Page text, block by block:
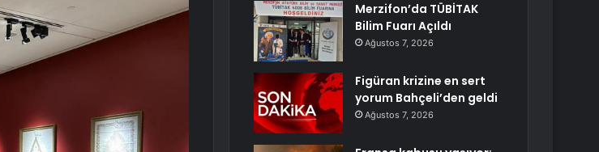
Merzifon’da TÜBİTAK
Bilim Fuarı Açıldı
Ağustos 7, 2026
Figüran krizine en sert
yorum Bahçeli’den geldi
Ağustos 7, 2026